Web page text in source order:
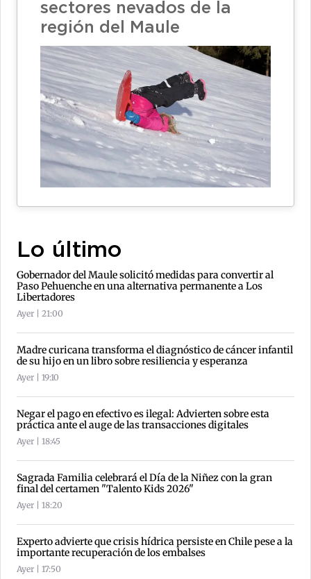
sectores nevados de la
región del Maule
Lo último
Gobernador del Maule solicitó medidas para convertir al
Paso Pehuenche en una alternativa permanente a Los
Libertadores
Ayer | 21:00
Madre curicana transforma el diagnóstico de cáncer infantil
de su hijo en un libro sobre resiliencia y esperanza
Ayer | 19:10
Negar el pago en efectivo es ilegal: Advierten sobre esta
práctica ante el auge de las transacciones digitales
Ayer | 18:45
Sagrada Familia celebrará el Día de la Niñez con la gran
final del certamen "Talento Kids 2026"
Ayer | 18:20
Experto advierte que crisis hídrica persiste en Chile pese a la
importante recuperación de los embalses
Ayer | 17:50